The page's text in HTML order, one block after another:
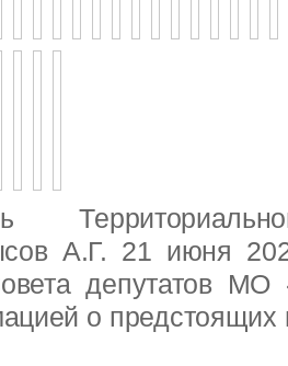
А.Г. 21 июня
депутатов МО
о предстоящих